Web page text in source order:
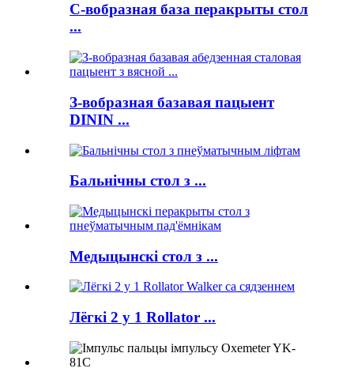
C-вобразная база перакрыты стол
...
З-вобразная базавая пацыент
DININ ...
Бальнічны стол з ...
Медыцынскі стол з ...
Лёгкі 2 у 1 Rollator ...